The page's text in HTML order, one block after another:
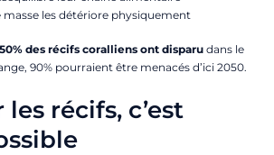
masse les détériore physiquement
50% des récifs coralliens ont disparu dans le
90% pourraient être menacés d’ici 2050.
récifs, c’est